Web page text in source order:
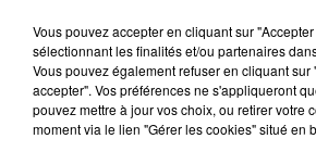
embrasses ta maîtresse et que
ton mariage est terminé car tu
écrit en légende Roger
Bien entendu, rien ne permet
l'homme a effectivement été pris
Vous pouvez accepter en cliquant sur
sélectionnant les finalités et/ou partenaires
Vous pouvez également refuser en cliquant sur
accepter". Vos préférences ne s'appliqueront
pouvez mettre à jour vos choix, ou retirer votre
moment via le lien "Gérer les cookies" situé en